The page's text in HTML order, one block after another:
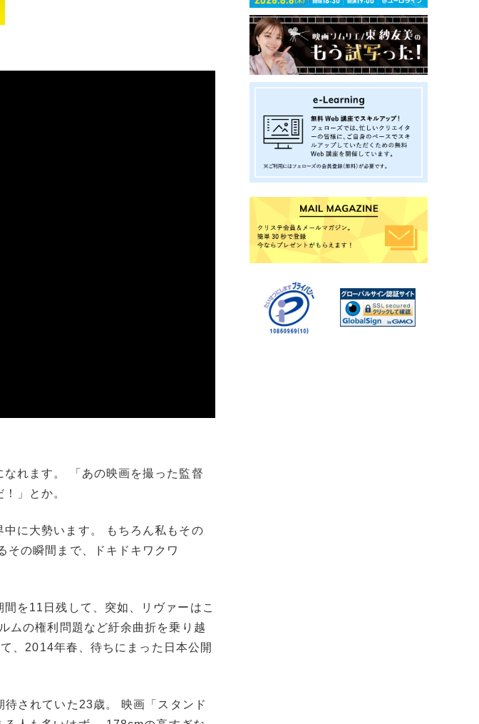
れます。 「あの映画を撮った監督
」とか。
に大勢います。 もちろん私もその
その瞬間まで、ドキドキワクワ
を11日残して、突如、リヴァーはこ
ムの権利問題など紆余曲折を乗り越
、2014年春、待ちにまった日本公開
されていた23歳。 映画「スタンド